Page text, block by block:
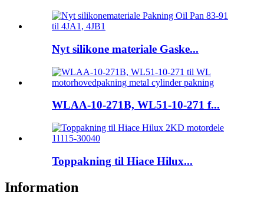
Nyt silikone materiale Gaske...
WLAA-10-271B, WL51-10-271 f...
Toppakning til Hiace Hilux...
Information